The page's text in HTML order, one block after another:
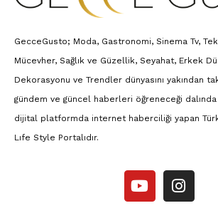
GecceGusto; Moda, Gastronomi, Sinema Tv,
Mücevher, Sağlık ve Güzellik, Seyahat, Erkek
Dekorasyonu ve Trendler dünyasını yakından
gündem ve güncel haberleri öğreneceği
dijital platformda internet haberciliği yapan
Lıfe Style Portalıdır.